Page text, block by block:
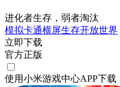
进化者生存，弱者淘汰
模拟卡通横屏生存开放世界
立即下载
官方正版
使用小米游戏中心APP下载